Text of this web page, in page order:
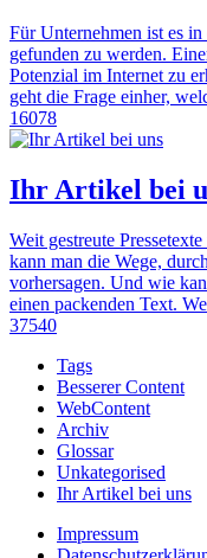
Für Unternehmen ist es
gefunden zu werden.
Potenzial im Internet zu
geht die Frage einher,
16078
Ihr Artikel bei
Weit gestreute
kann man die Wege,
vorhersagen. Und wie
einen packenden Text.
37540
Tags
Besserer Content
WebContent
Archiv
Glossar
Unkategorised
Ihr Artikel bei uns
Impressum